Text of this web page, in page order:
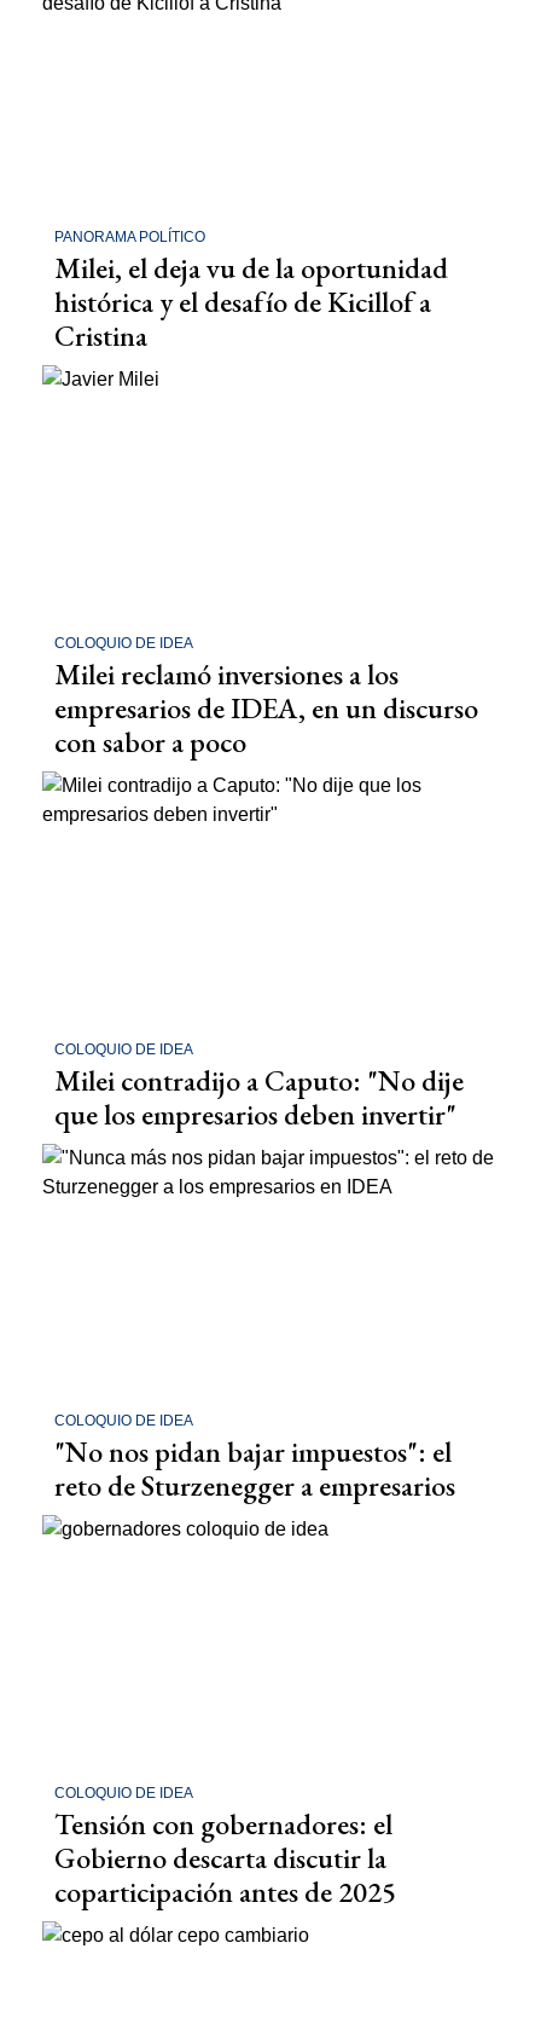
PANORAMA POLÍTICO
Milei, el deja vu de la oportunidad
histórica y el desafío de Kicillof a
Cristina
COLOQUIO DE IDEA
Milei reclamó inversiones a los
empresarios de IDEA, en un discurso
con sabor a poco
COLOQUIO DE IDEA
Milei contradijo a Caputo: "No dije
que los empresarios deben invertir"
COLOQUIO DE IDEA
"No nos pidan bajar impuestos": el
reto de Sturzenegger a empresarios
COLOQUIO DE IDEA
Tensión con gobernadores: el
Gobierno descarta discutir la
coparticipación antes de 2025